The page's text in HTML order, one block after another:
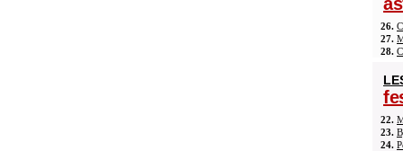
26.
27.
28.
22.
23.
24.